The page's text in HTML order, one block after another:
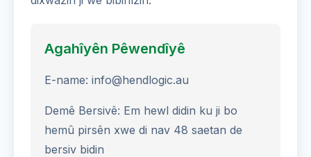
Agahîyên Pêwendîyê
E-name: info@hendlogic.au
Demê Bersivê: Em hewl didin ku ji bo
hemû pirsên xwe di nav 48 saetan de
bersiv bidin